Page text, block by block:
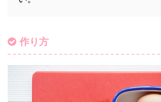
作り方